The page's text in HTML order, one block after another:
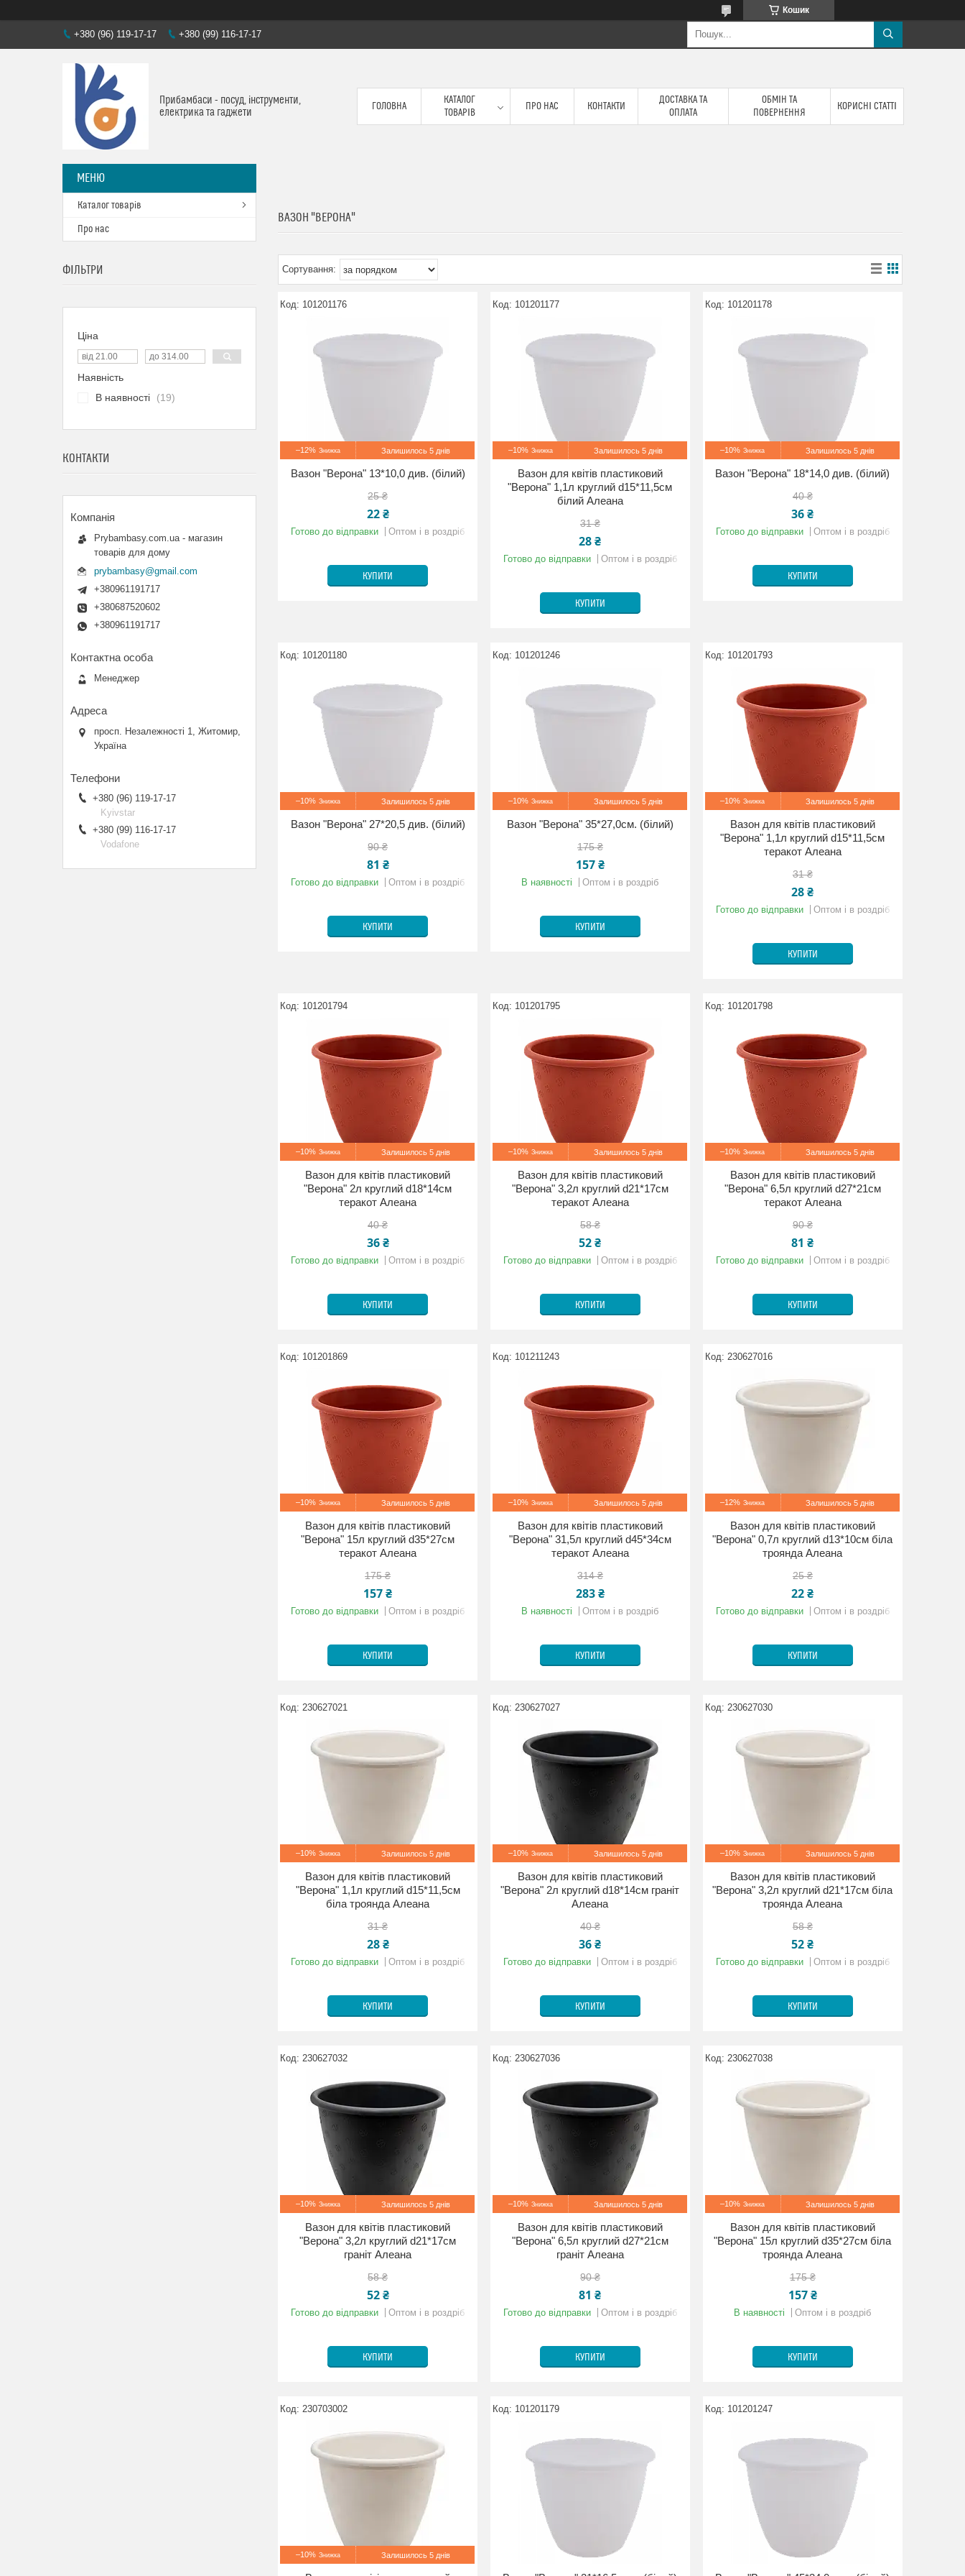
Кошик
+380 (96) 119-17-17 +380 (99) 116-17-17
Прибамбаси - посуд, інструменти,
електрика та гаджети
ГОЛОВНА
КАТАЛОГ
ТОВАРІВ
ПРО НАС КОНТАКТИ
ДОСТАВКА ТА
ОПЛАТА
ОБМІН ТА
ПОВЕРНЕННЯ
КОРИСНІ СТАТТІ
ВАЗОН "ВЕРОНА"
101201176
–12% Залишилось 5 днів
Вазон "Верона" 13*10,0 див. (білий)
25 ₴
22 ₴
Готово до відправки Оптом і в роздріб
КУПИТИ
101201177
–10% Залишилось 5 днів
Вазон для квітів пластиковий
"Верона" 1,1л круглий d15*11,5см
білий Алеана
31 ₴
28 ₴
Готово до відправки Оптом і в роздріб
КУПИТИ
101201178
–10% Залишилось 5 днів
Вазон "Верона" 18*14,0 див. (білий)
40 ₴
36 ₴
Готово до відправки Оптом і в роздріб
КУПИТИ
101201180
–10% Залишилось 5 днів
Вазон "Верона" 27*20,5 див. (білий)
90 ₴
81 ₴
Готово до відправки Оптом і в роздріб
КУПИТИ
101201246
–10% Залишилось 5 днів
Вазон "Верона" 35*27,0см. (білий)
175 ₴
157 ₴
В наявності Оптом і в роздріб
КУПИТИ
101201793
–10% Залишилось 5 днів
Вазон для квітів пластиковий
"Верона" 1,1л круглий d15*11,5см
теракот Алеана
31 ₴
28 ₴
Готово до відправки Оптом і в роздріб
КУПИТИ
101201794
–10% Залишилось 5 днів
Вазон для квітів пластиковий
"Верона" 2л круглий d18*14см
теракот Алеана
40 ₴
36 ₴
Готово до відправки Оптом і в роздріб
КУПИТИ
101201795
–10% Залишилось 5 днів
Вазон для квітів пластиковий
"Верона" 3,2л круглий d21*17см
теракот Алеана
58 ₴
52 ₴
Готово до відправки Оптом і в роздріб
КУПИТИ
101201798
–10% Залишилось 5 днів
Вазон для квітів пластиковий
"Верона" 6,5л круглий d27*21см
теракот Алеана
90 ₴
81 ₴
Готово до відправки Оптом і в роздріб
КУПИТИ
101201869
–10% Залишилось 5 днів
Вазон для квітів пластиковий
"Верона" 15л круглий d35*27см
теракот Алеана
175 ₴
157 ₴
Готово до відправки Оптом і в роздріб
КУПИТИ
101211243
–10% Залишилось 5 днів
Вазон для квітів пластиковий
"Верона" 31,5л круглий d45*34см
теракот Алеана
314 ₴
283 ₴
В наявності Оптом і в роздріб
КУПИТИ
230627016
–12% Залишилось 5 днів
Вазон для квітів пластиковий
"Верона" 0,7л круглий d13*10см біла
троянда Алеана
25 ₴
22 ₴
Готово до відправки Оптом і в роздріб
КУПИТИ
230627021
–10% Залишилось 5 днів
Вазон для квітів пластиковий
"Верона" 1,1л круглий d15*11,5см
біла троянда Алеана
31 ₴
28 ₴
Готово до відправки Оптом і в роздріб
КУПИТИ
230627027
–10% Залишилось 5 днів
Вазон для квітів пластиковий
"Верона" 2л круглий d18*14см граніт
Алеана
40 ₴
36 ₴
Готово до відправки Оптом і в роздріб
КУПИТИ
230627030
–10% Залишилось 5 днів
Вазон для квітів пластиковий
"Верона" 3,2л круглий d21*17см біла
троянда Алеана
58 ₴
52 ₴
Готово до відправки Оптом і в роздріб
КУПИТИ
230627032
–10% Залишилось 5 днів
Вазон для квітів пластиковий
"Верона" 3,2л круглий d21*17см
граніт Алеана
58 ₴
52 ₴
Готово до відправки Оптом і в роздріб
КУПИТИ
230627036
–10% Залишилось 5 днів
Вазон для квітів пластиковий
"Верона" 6,5л круглий d27*21см
граніт Алеана
90 ₴
81 ₴
Готово до відправки Оптом і в роздріб
КУПИТИ
230627038
–10% Залишилось 5 днів
Вазон для квітів пластиковий
"Верона" 15л круглий d35*27см біла
троянда Алеана
175 ₴
157 ₴
В наявності Оптом і в роздріб
КУПИТИ
230703002
–10% Залишилось 5 днів
101201179 101201247
Каталог товарів
Про нас
ФІЛЬТРИ
Ціна
Наявність
В наявності
19
КОНТАКТИ
Prybambasy.com.ua - магазин
товарів для дому
prybambasy@gmail.com
+380961191717
+380687520602
+380961191717
Менеджер
просп. Незалежності 1, Житомир,
Україна
+380 (96) 119-17-17
Kyivstar
+380 (99) 116-17-17
Vodafone